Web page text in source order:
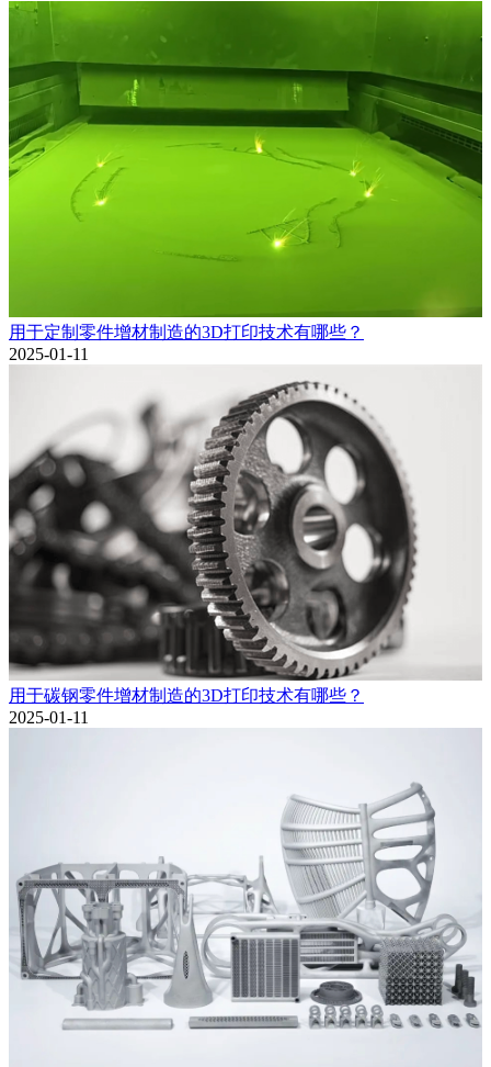
用于定制零件增材制造的3D打印技术有哪些？
2025-01-11
用于碳钢零件增材制造的3D打印技术有哪些？
2025-01-11